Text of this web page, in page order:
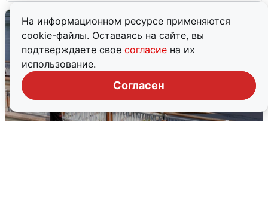
На информационном ресурсе применяются
cookie-файлы. Оставаясь на сайте, вы
подтверждаете свое согласие на их
использование.
Согласен